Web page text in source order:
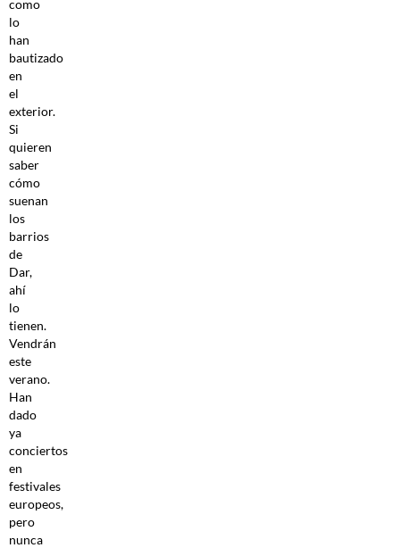
como
lo
han
bautizado
en
el
exterior.
Si
quieren
saber
cómo
suenan
los
barrios
de
Dar,
ahí
lo
tienen.
Vendrán
este
verano.
Han
dado
ya
conciertos
en
festivales
europeos,
pero
nunca